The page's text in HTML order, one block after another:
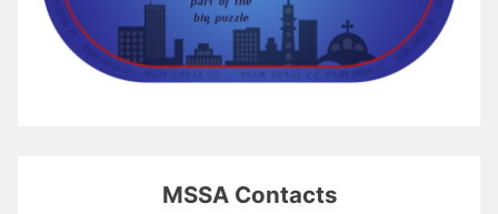
MSSA Contacts